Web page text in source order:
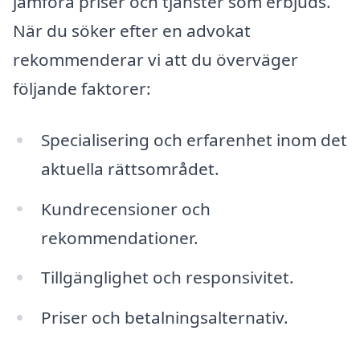
När du söker efter en advokat
rekommenderar vi att du överväger
följande faktorer:
Specialisering och erfarenhet inom det
aktuella rättsområdet.
Kundrecensioner och
rekommendationer.
Tillgänglighet och responsivitet.
Priser och betalningsalternativ.